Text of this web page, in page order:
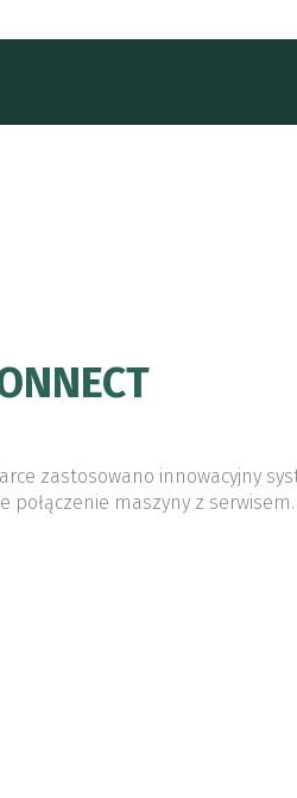
zastosowano innowacyjny
połączenie maszyny z serwisem.